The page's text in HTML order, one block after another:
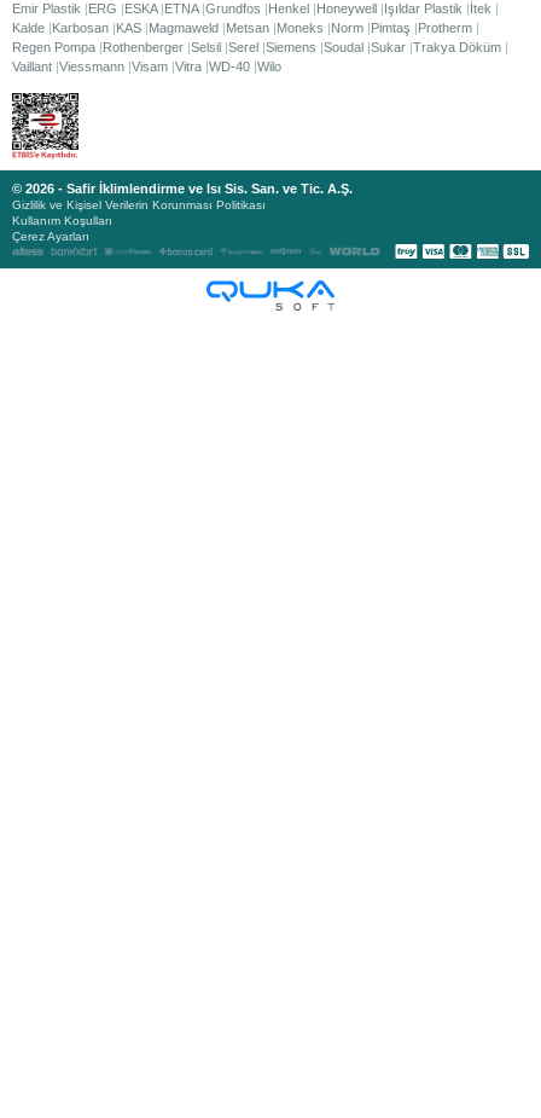
Emir Plastik
ERG ESKA ETNA Grundfos Henkel Honeywell Işıldar Plastik
İtek
Kalde Karbosan KAS Magmaweld Metsan Moneks Norm Pimtaş
Protherm
Regen Pompa Rothenberger Selsil Serel Siemens Soudal Sukar Trakya Döküm
Vaillant Viessmann Visam Vitra WD-40 Wilo
© 2026 - Safir İklimlendirme ve Isı Sis. San. ve Tic. A.Ş.
Gizlilik ve Kişisel Verilerin Korunması Politikası
Kullanım Koşulları
Çerez Ayarları